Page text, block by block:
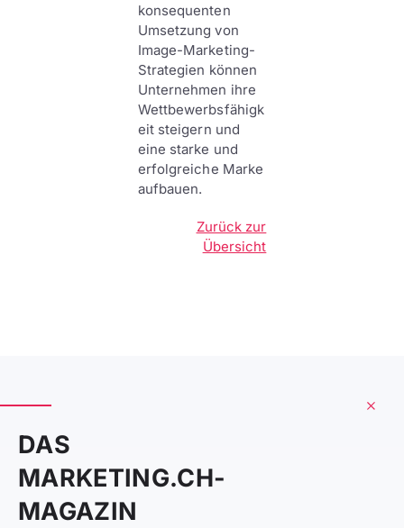
konsequenten
Umsetzung von
Image-Marketing-
Strategien können
Unternehmen ihre
Wettbewerbsfähigk
eit steigern und
eine starke und
erfolgreiche Marke
aufbauen.
Zurück zur
Übersicht
DAS
MARKETING.CH-
MAGAZIN